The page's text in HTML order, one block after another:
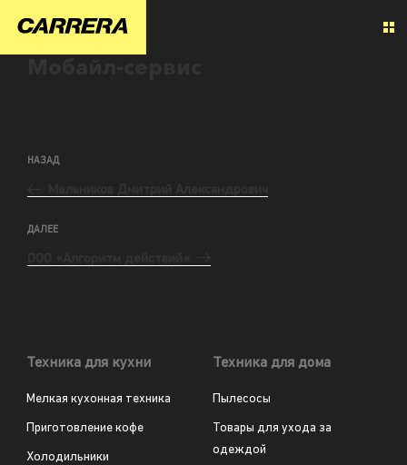
НАЗАД
ДАЛЕЕ
Техника для кухни
Мелкая кухонная техника
Приготовление кофе
Холодильники
Техника для дома
Пылесосы
Товары для ухода за
одеждой